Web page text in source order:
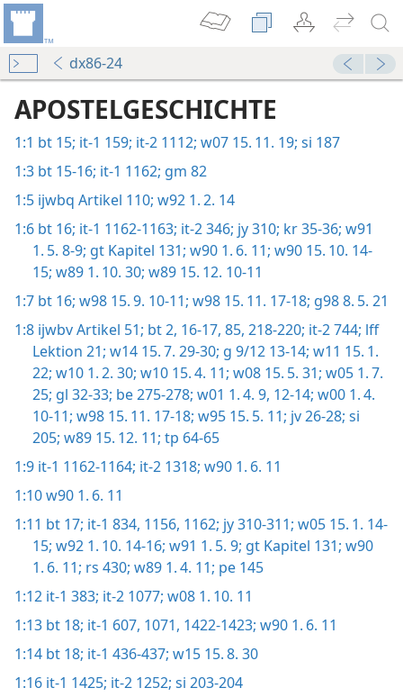
dx86-24
APOSTELGESCHICHTE
1:1 bt 15; it-1 159; it-2 1112; w07 15. 11. 19; si 187
1:3 bt 15-16; it-1 1162; gm 82
1:5 ijwbq Artikel 110; w92 1. 2. 14
1:6 bt 16; it-1 1162-1163; it-2 346; jy 310; kr 35-36; w91
1. 5. 8-9; gt Kapitel 131; w90 1. 6. 11; w90 15. 10. 14-
15; w89 1. 10. 30; w89 15. 12. 10-11
1:7 bt 16; w98 15. 9. 10-11; w98 15. 11. 17-18; g98 8. 5. 21
1:8 ijwbv Artikel 51; bt 2, 16-17, 85, 218-220; it-2 744; lff
Lektion 21; w14 15. 7. 29-30; g 9/12 13-14; w11 15. 1.
22; w10 1. 2. 30; w10 15. 4. 11; w08 15. 5. 31; w05 1. 7.
25; gl 32-33; be 275-278; w01 1. 4. 9, 12-14; w00 1. 4.
10-11; w98 15. 11. 17-18; w95 15. 5. 11; jv 26-28; si
205; w89 15. 12. 11; tp 64-65
1:9 it-1 1162-1164; it-2 1318; w90 1. 6. 11
1:10w90 1. 6. 11
1:11 bt 17; it-1 834, 1156, 1162; jy 310-311; w05 15. 1. 14-
15; w92 1. 10. 14-16; w91 1. 5. 9; gt Kapitel 131; w90
1. 6. 11; rs 430; w89 1. 4. 11; pe 145
1:12 it-1 383; it-2 1077; w08 1. 10. 11
1:13 bt 18; it-1 607, 1071, 1422-1423; w90 1. 6. 11
1:14 bt 18; it-1 436-437; w15 15. 8. 30
1:16 it-1 1425; it-2 1252; si 203-204